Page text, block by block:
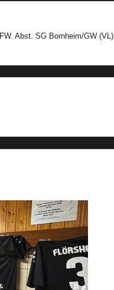
FW. Abst. SG Bornheim/GW (VL)